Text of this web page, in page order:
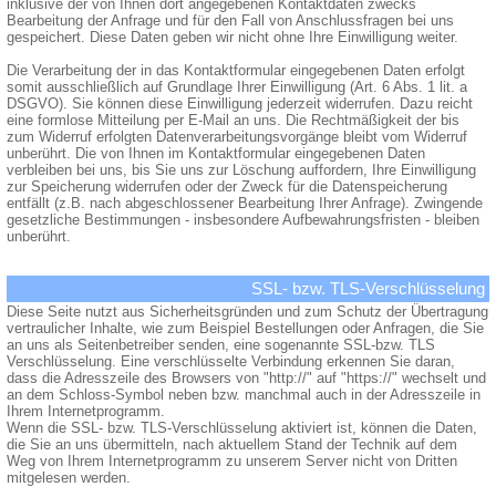
inklusive der von Ihnen dort angegebenen Kontaktdaten zwecks
Bearbeitung der Anfrage und für den Fall von Anschlussfragen bei uns
gespeichert. Diese Daten geben wir nicht ohne Ihre Einwilligung weiter.
Die Verarbeitung der in das Kontaktformular eingegebenen Daten erfolgt
somit ausschließlich auf Grundlage Ihrer Einwilligung (Art. 6 Abs. 1 lit. a
DSGVO). Sie können diese Einwilligung jederzeit widerrufen. Dazu reicht
eine formlose Mitteilung per E-Mail an uns. Die Rechtmäßigkeit der bis
zum Widerruf erfolgten Datenverarbeitungsvorgänge bleibt vom Widerruf
unberührt. Die von Ihnen im Kontaktformular eingegebenen Daten
verbleiben bei uns, bis Sie uns zur Löschung auffordern, Ihre Einwilligung
zur Speicherung widerrufen oder der Zweck für die Datenspeicherung
entfällt (z.B. nach abgeschlossener Bearbeitung Ihrer Anfrage). Zwingende
gesetzliche Bestimmungen - insbesondere Aufbewahrungsfristen - bleiben
unberührt.
SSL- bzw. TLS-Verschlüsselung
Diese Seite nutzt aus Sicherheitsgründen und zum Schutz der Übertragung
vertraulicher Inhalte, wie zum Beispiel Bestellungen oder Anfragen, die Sie
an uns als Seitenbetreiber senden, eine sogenannte SSL-bzw. TLS
Verschlüsselung. Eine verschlüsselte Verbindung erkennen Sie daran,
dass die Adresszeile des Browsers von "http://" auf "https://" wechselt und
an dem Schloss-Symbol neben bzw. manchmal auch in der Adresszeile in
Ihrem Internetprogramm.
Wenn die SSL- bzw. TLS-Verschlüsselung aktiviert ist, können die Daten,
die Sie an uns übermitteln, nach aktuellem Stand der Technik auf dem
Weg von Ihrem Internetprogramm zu unserem Server nicht von Dritten
mitgelesen werden.